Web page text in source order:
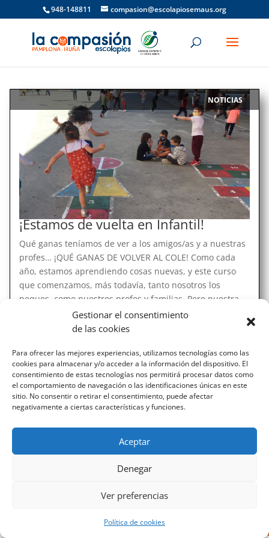
Gestionar el consentimiento
de las cookies
Para ofrecer las mejores experiencias, utilizamos tecnologías como las
cookies para almacenar y/o acceder a la información del dispositivo. El
consentimiento de estas tecnologías nos permitirá procesar datos como
el comportamiento de navegación o las identificaciones únicas en este
sitio. No consentir o retirar el consentimiento, puede afectar
negativamente a ciertas características y funciones.
Aceptar
Denegar
Ver preferencias
Política de cookies
948-148811 compasion@escolapiosemaus.org
¡Estamos de vuelta en Infantil!
| NOTICIAS
Qué ganas teníamos de ver a los amigos/as y a nuestras
profes… ¡QUÉ GANAS DE VOLVER AL COLE! Como cada
año, estamos aprendiendo cosas nuevas, y este curso
que comenzamos, más todavía, tanto nosotros los
peques, como nuestros profes y familias. Pero nuestra...
Diseñado por Escuelas Pías Provincia Emaús
Aviso Legal